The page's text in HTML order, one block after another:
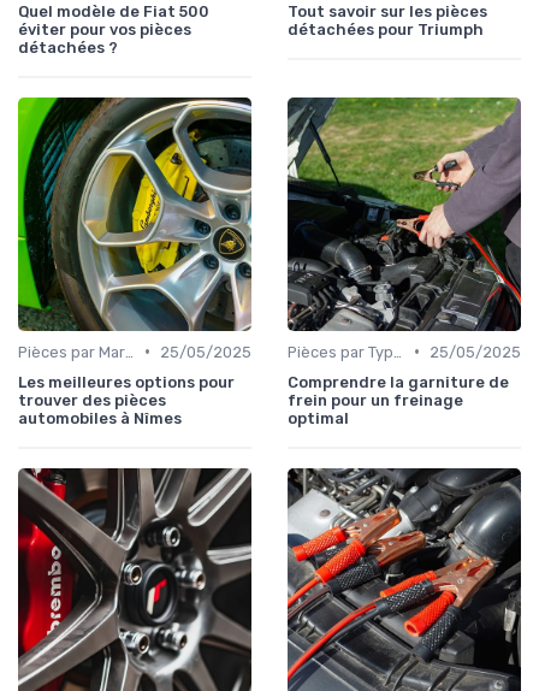
Quel modèle de Fiat 500
éviter pour vos pièces
détachées ?
Tout savoir sur les pièces
détachées pour Triumph
•
25/05/2025
Les meilleures options pour
trouver des pièces
automobiles à Nîmes
•
25/05/2025
Comprendre la garniture de
frein pour un freinage
optimal